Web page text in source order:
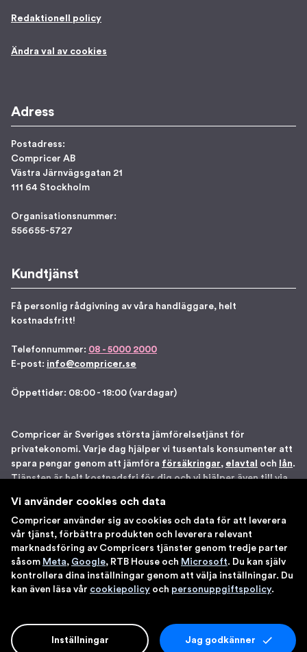
Redaktionell policy
Ändra val av cookies
Adress
Postadress:
Compricer AB
Västra Järnvägsgatan 21
111 64 Stockholm
Organisationsnummer:
556655-5727
Kundtjänst
Få personlig rådgivning av våra handläggare, helt
kostnadsfritt!
Telefonnummer: 08 - 5000 2000
E-post: info@compricer.se
Öppettider: 08:00 - 18:00 (vardagar)
Compricer är Sveriges största jämförelsetjänst för
privatekonomi. Varje dag hjälper vi tusentals konsumenter att
spara pengar genom att jämföra försäkringar, elavtal och lån.
Tjänsten är helt kostnadsfri för dig och vi hjälper även till via
försäkringsdistributör hos Bolagsverket samt står under
Finansinspektionens tillsyn. Åtta gånger har vi blivit utsedda
till en av Sveriges 100 bästa sajter av IDG. Du kan känna dig
trygg med att använda våra tjänster.
Vi använder cookies och data
Compricer använder sig av cookies och data för att leverera
vår tjänst, förbättra produkten och leverera relevant
marknadsföring av Compricers tjänster genom tredje parter
såsom Meta, Google, RTB House och Microsoft. Du kan själv
kontrollera dina inställningar genom att välja inställningar. Du
kan även läsa vår cookiepolicy och personuppgiftspolicy.
Jag godkänner
Inställningar